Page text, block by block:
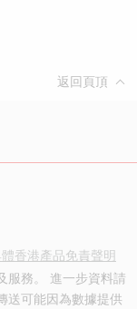
返回頁頂
體香港產品免責聲明
服務。 進一步資料請
送可能因為數據提供